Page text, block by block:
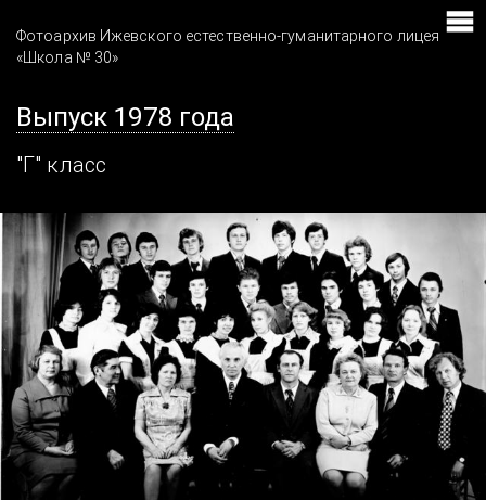
Фотоархив Ижевского естественно-гуманитарного лицея
«Школа № 30»
Выпуск 1978 года
"Г" класс